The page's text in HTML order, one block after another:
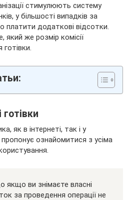
стимулюють систему
у більшості випадків за
платити додаткові відсотки.
же розмір комісії
готівки
як в інтернеті, так і у
пропонує ознайомитися з усіма
якщо ви знімаєте власні
за проведення операції не